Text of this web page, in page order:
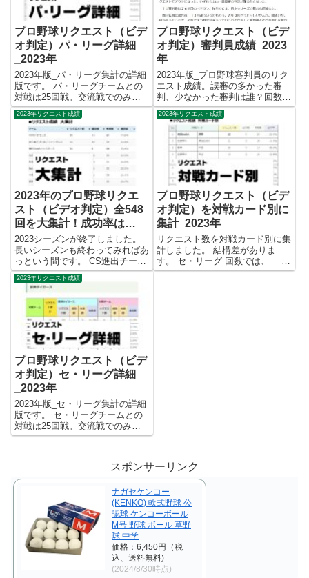
プロ野球リクエスト（ビデ
オ判定）パ・リーグ詳細
_2023年
2023年版_パ・リーグ集計の詳細
版です。 パ・リーグチームとの
対戦は25回戦。交流戦でのみ対
戦のセ・リーグチームとは3回戦
です。 2024年プロ野球リクエス
ト ⇒プロ野球リクエスト成績
（日々更新） 2023年もっと詳し
く ⇒プロ野球リクエ...
プロ野球リクエスト（ビデ
オ判定）審判員成績_2023
年
2023年版_プロ野球審判員のリク
エスト成績。誤審の多かった審
判、少なかった審判は誰？回数、
誤審率、成功率は？ プロ野球審
判員のリクエスト成績を集計しま
した。厳しい表現となりますが、
『判定が覆る＝誤審だった』とい
うことになります。なお、集計...
2023年リクエスト成績
2023年のプロ野球リクエ
スト（ビデオ判定）全548
回を大集計！成功率は
23.9％！誤審率の高かった
チームは？
2023シーズンが終了しました。
長いシーズンも終わってみればあ
っという間です。 CS進出チーム
のファンはもう暫く楽しめます
が、そうでないチームのファンは
ロスっているところでしょう。
ただ、夢と希望を好きに抱けるオ
フシーズンはシーズン中の厳しい
現実から逃れられる安息の日々で
もあります。 リクエスト成績を
集計してみましたので、オフシー
ズンのネタとしてお楽しみくださ
い。 2023年シーズンのリクエス
ト総数は548回。 成功が131回な
ので、その成功率は23.9%でし
た。 悪意のある言い方をすれ
ば、成功＝誤審とも言えるわけ
で。 際どいプレーに限ってはい
るものの、その割合が4回に1回
じます。 ただ、リクエスト制度
が導入されて6年が経ち、リプレ
ー検証のスロー映像で見ても判断
が難しいプレーの多いことをファ
ンが十分に理解するところとなり
ました。 それにより審判へのリ
スペクト度が低くなることは無い
のかなと感じています。 導入時
は賛否両論あったリクエスト制度
ですが、もう導入以前には戻れま
せんね。 リプレー検証の誤審と
2023年リクエスト成績
プロ野球リクエスト（ビデ
オ判定）を対戦カード別に
集計_2023年
リクエスト数を対戦カード別に集
計しました。 結構差がありま
す。 セ・リーグ 回数では、
一番多いが、横浜DeNA 読売 の
東北楽天 埼玉西武 の0.0％。
こちらはリクエスト15
回で成功0回となかなかでした。
交流戦
2023年リクエスト成績
プロ野球リクエスト（ビデ
オ判定）セ・リーグ詳細
_2023年
2023年版_セ・リーグ集計の詳細
版です。 セ・リーグチームとの
対戦は25回戦。交流戦でのみ対
戦のパ・リーグチームとは3回戦
（日々更新） 2023年もっと詳し
く ⇒プロ野球リクエ...
スポンサーリンク
ナガセケンコー
(KENKO) 軟式野球 公
認球 ケンコーボール
M号 野球 ボール 草野
球 中学
価格：6,450円（税
込、送料無料)
(2024/8/30時点)